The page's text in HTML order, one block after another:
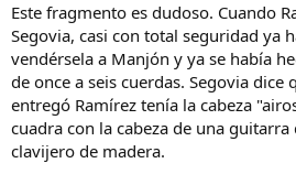
Este fragmento es dudoso. Cuando
Segovia, casi con total seguridad ya
vendérsela a Manjón y ya se había
de once a seis cuerdas. Segovia dice
entregó Ramírez tenía la cabeza
cuadra con la cabeza de una guitarra
clavijero de madera.